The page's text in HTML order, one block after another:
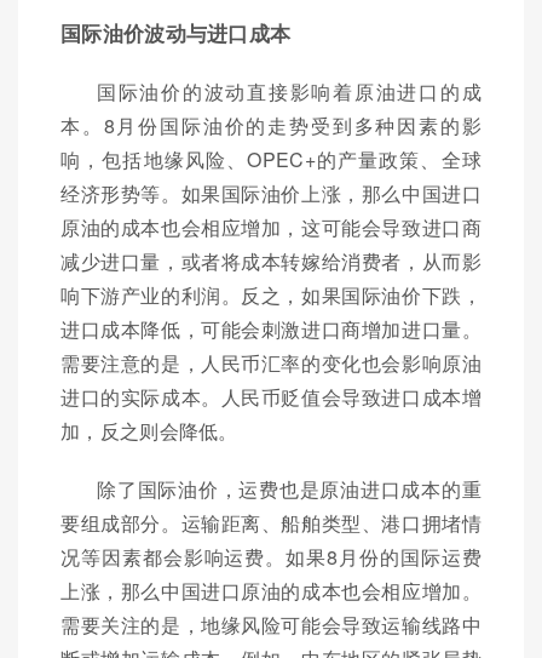
国际油价波动与进口成本
国际油价的波动直接影响着原油进口的成
本。8月份国际油价的走势受到多种因素的影
响，包括地缘风险、OPEC+的产量政策、全球
经济形势等。如果国际油价上涨，那么中国进口
原油的成本也会相应增加，这可能会导致进口商
减少进口量，或者将成本转嫁给消费者，从而影
响下游产业的利润。反之，如果国际油价下跌，
进口成本降低，可能会刺激进口商增加进口量。
需要注意的是，人民币汇率的变化也会影响原油
进口的实际成本。人民币贬值会导致进口成本增
加，反之则会降低。
除了国际油价，运费也是原油进口成本的重
要组成部分。运输距离、船舶类型、港口拥堵情
况等因素都会影响运费。如果8月份的国际运费
上涨，那么中国进口原油的成本也会相应增加。
需要关注的是，地缘风险可能会导致运输线路中